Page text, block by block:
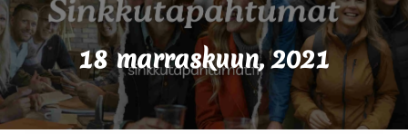
18 marraskuun, 2021